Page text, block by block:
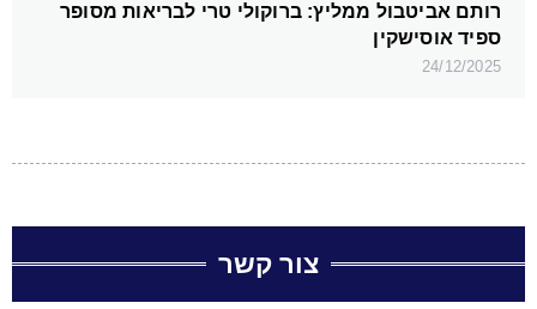
רותם אביטבול ממליץ: ברוקולי טרי לבריאות מסופר
ספיד אוסישקין
24/12/2025
צור קשר